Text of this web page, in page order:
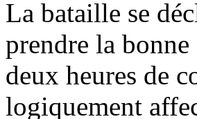
La bataille se
prendre la
deux heures de
logiquement